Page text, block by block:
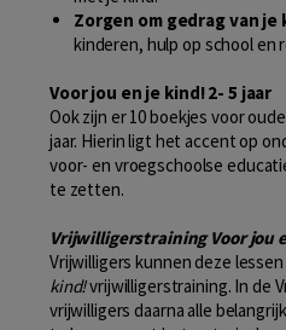
Zorgen om gedrag van je
kinderen, hulp op school en
Voor jou en je kind! 2- 5 jaar
Ook zijn er 10 boekjes voor
jaar. Hierin ligt het accent op
voor- en vroegschoolse
te zetten.
Vrijwilligerstraining Voor jou
Vrijwilligers kunnen deze
kind!vrijwilligerstraining. In de
vrijwilligers daarna alle